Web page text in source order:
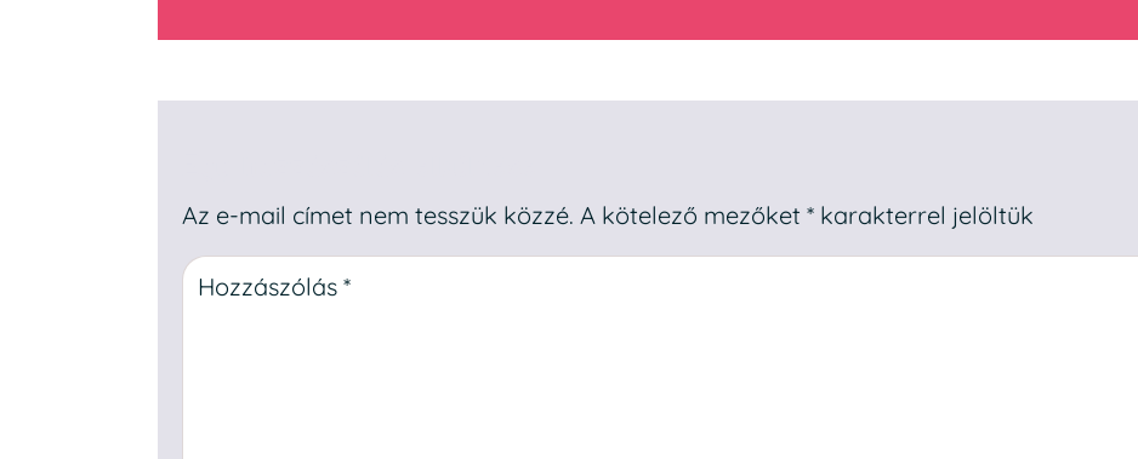
Az e-mail címet nem tesszük közzé. A kötelező mezőket * karakterrel jelöltük